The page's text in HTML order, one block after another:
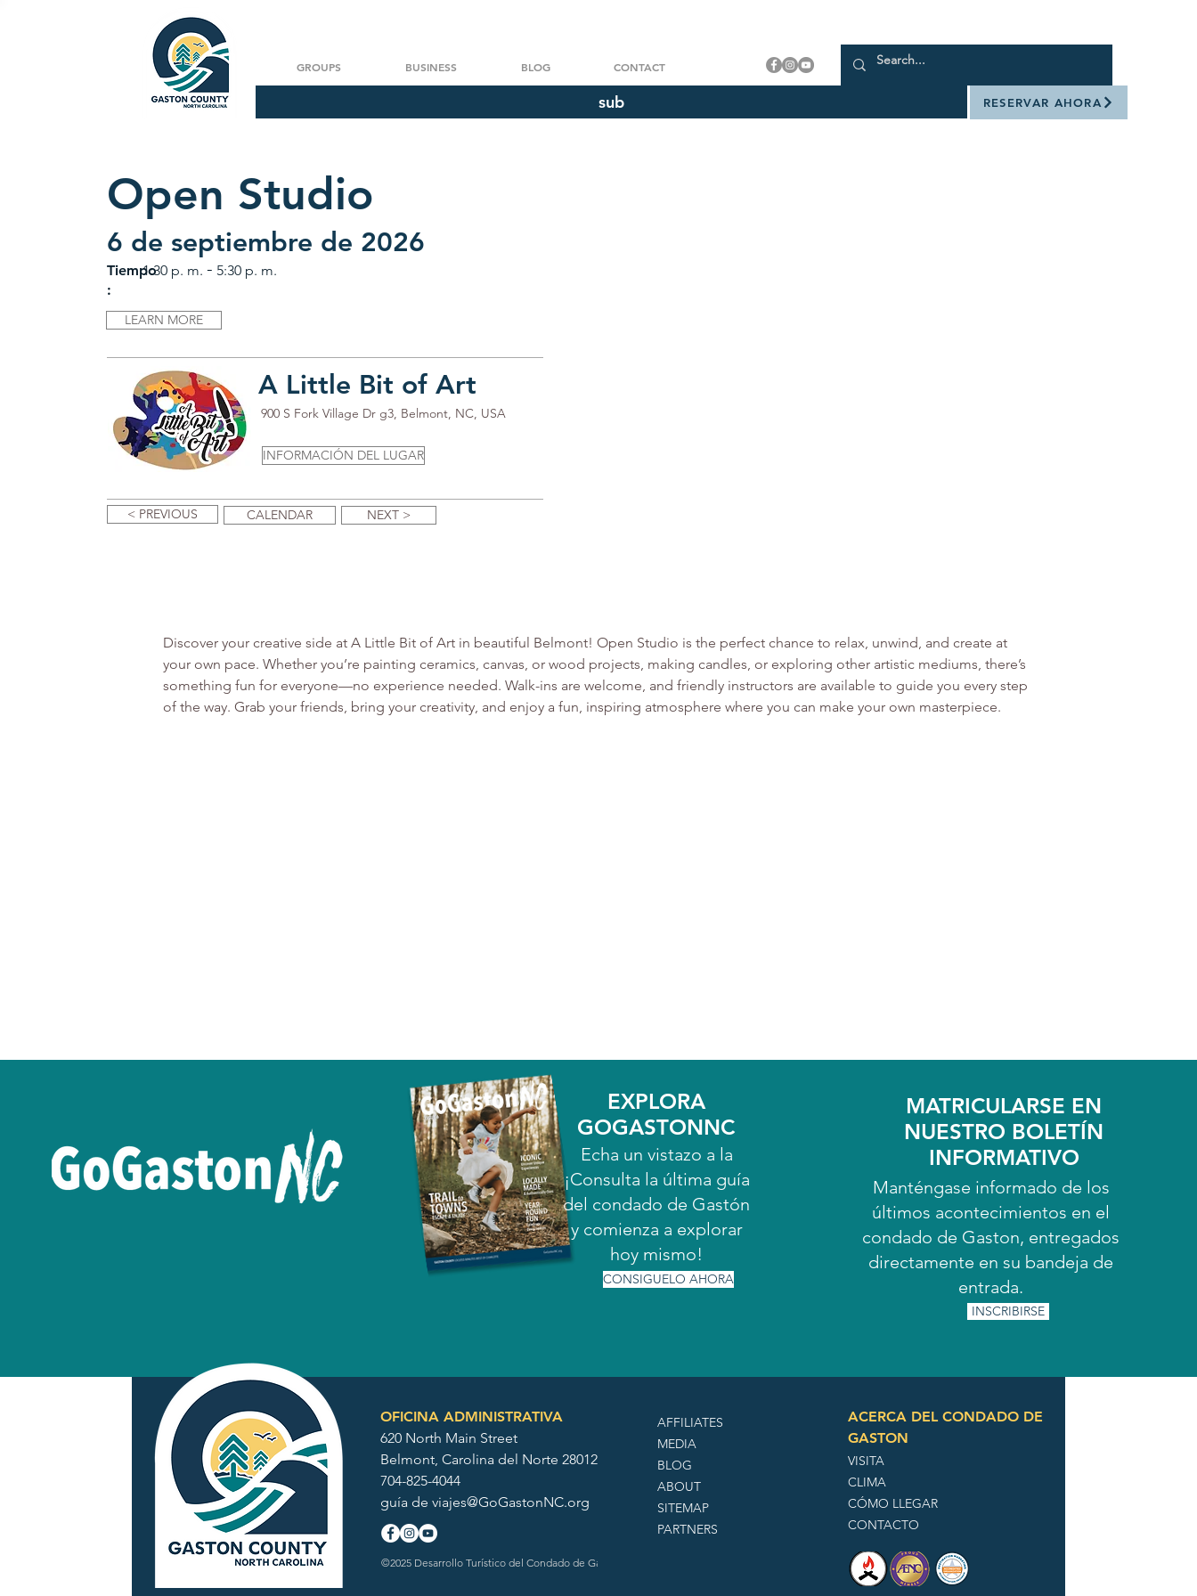
GROUPS BUSINESS BLOG CONTACT
sub RESERVAR AHORA
Open Studio
6 de septiembre de 2026
Tiempo
:
1:30 p. m. - 5:30 p. m.
LEARN MORE
A Little Bit of Art
900 S Fork Village Dr g3, Belmont, NC, USA
INFORMACIÓN DEL LUGAR
< PREVIOUS CALENDAR NEXT >
Discover your creative side at A Little Bit of Art in beautiful Belmont! Open Studio is the perfect chance to relax, unwind, and create at
your own pace. Whether you’re painting ceramics, canvas, or wood projects, making candles, or exploring other artistic mediums, there’s
something fun for everyone—no experience needed. Walk-ins are welcome, and friendly instructors are available to guide you every step
of the way. Grab your friends, bring your creativity, and enjoy a fun, inspiring atmosphere where you can make your own masterpiece.
EXPLORA
GOGASTONNC
Echa un vistazo a la
¡Consulta la última guía
del condado de Gastón
y comienza a explorar
hoy mismo!
CONSIGUELO AHORA
MATRICULARSE EN
NUESTRO BOLETÍN
INFORMATIVO
Manténgase informado de los
últimos acontecimientos en el
condado de Gaston, entregados
directamente en su bandeja de
entrada.
INSCRIBIRSE
OFICINA ADMINISTRATIVA
620 North Main Street
Belmont, Carolina del Norte 28012
704-825-4044
guía de viajes@GoGastonNC.org
©2025 Desarrollo Turístico del Condado de Gaston
AFFILIATES
MEDIA
BLOG
ABOUT
SITEMAP
PARTNERS
ACERCA DEL CONDADO DE
GASTON
VISITA
CLIMA
CÓMO LLEGAR
CONTACTO